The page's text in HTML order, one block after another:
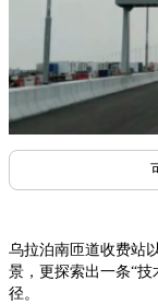
乌拉泊南匝道收费站
景，更探索出一条“
径。